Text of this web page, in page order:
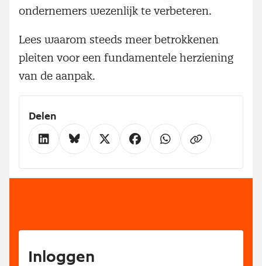
ondernemers wezenlijk te verbeteren.
Lees waarom steeds meer betrokkenen
pleiten voor een fundamentele herziening
van de aanpak.
Delen
Inloggen